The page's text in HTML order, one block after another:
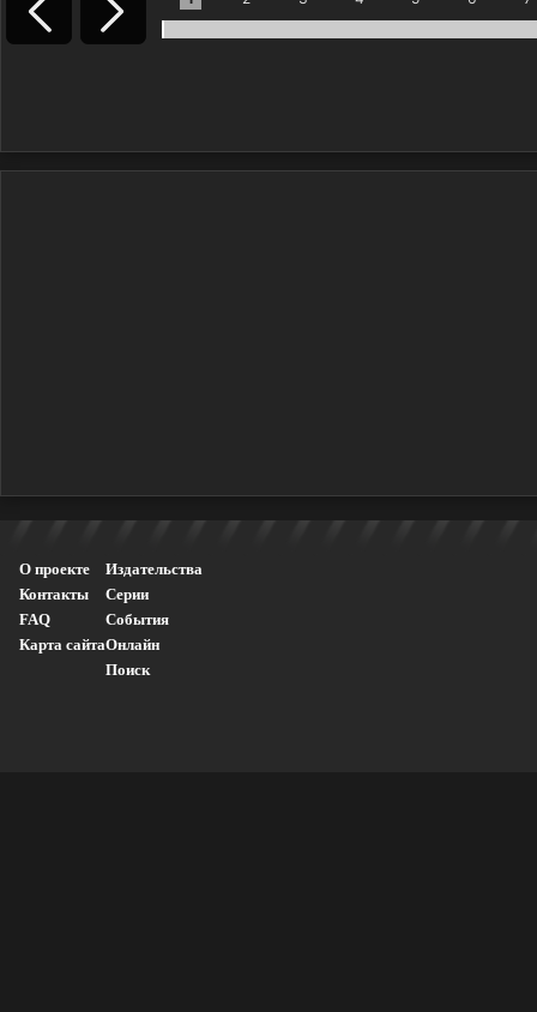
О проекте
Контакты
FAQ
Карта сайта
Издательства
Серии
События
Онлайн
Поиск